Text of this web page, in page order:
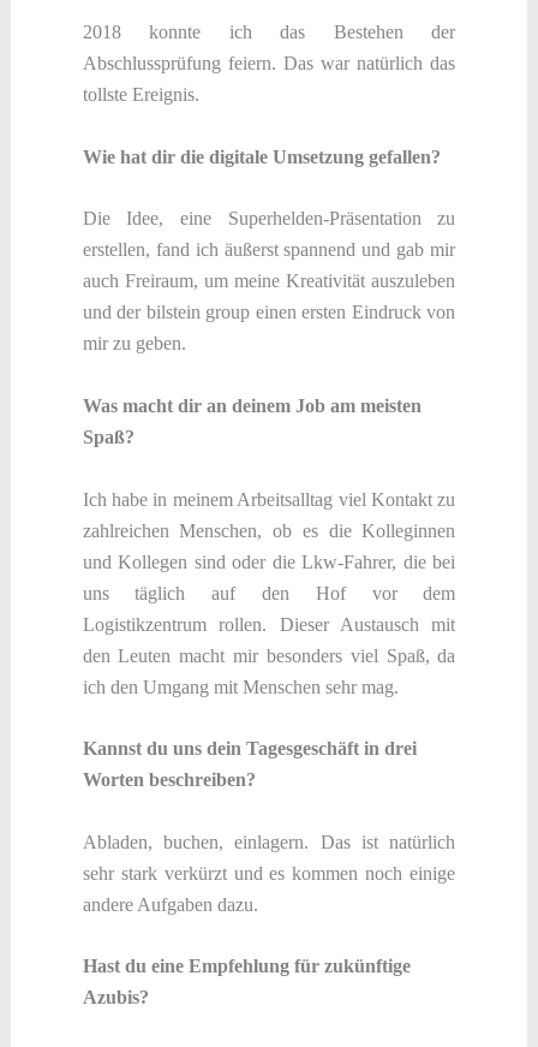
2018 konnte ich das Bestehen der
Abschlussprüfung feiern. Das war natürlich das
tollste Ereignis.
Wie hat dir die digitale Umsetzung gefallen?
Die Idee, eine Superhelden-Präsentation zu
erstellen, fand ich äußerst spannend und gab mir
auch Freiraum, um meine Kreativität auszuleben
und der bilstein group einen ersten Eindruck von
mir zu geben.
Was macht dir an deinem Job am meisten
Spaß?
Ich habe in meinem Arbeitsalltag viel Kontakt zu
zahlreichen Menschen, ob es die Kolleginnen
und Kollegen sind oder die Lkw-Fahrer, die bei
uns täglich auf den Hof vor dem
Logistikzentrum rollen. Dieser Austausch mit
den Leuten macht mir besonders viel Spaß, da
ich den Umgang mit Menschen sehr mag.
Kannst du uns dein Tagesgeschäft in drei
Worten beschreiben?
Abladen, buchen, einlagern. Das ist natürlich
sehr stark verkürzt und es kommen noch einige
andere Aufgaben dazu.
Hast du eine Empfehlung für zukünftige
Azubis?